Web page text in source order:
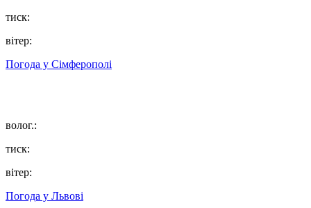
тиск:
вітер:
Погода у Сімферополі
волог.:
тиск:
вітер:
Погода у Львові